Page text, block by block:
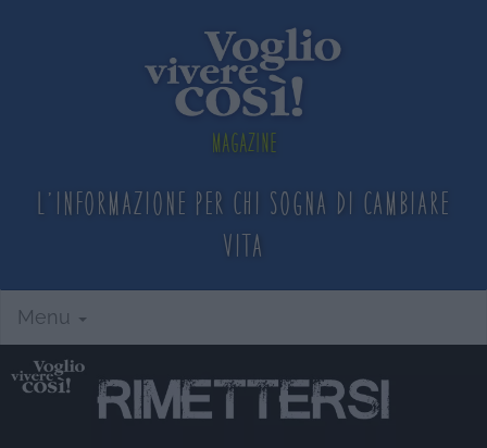
Magazine
L'informazione per chi sogna di cambiare
vita
Menu